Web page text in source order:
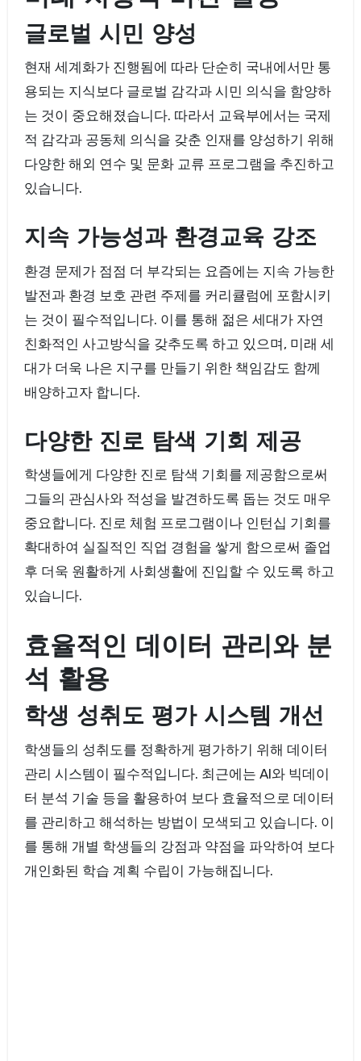
글로벌 시민 양성
현재 세계화가 진행됨에 따라 단순히 국내에서만 통
용되는 지식보다 글로벌 감각과 시민 의식을 함양하
는 것이 중요해졌습니다. 따라서 교육부에서는 국제
적 감각과 공동체 의식을 갖춘 인재를 양성하기 위해
다양한 해외 연수 및 문화 교류 프로그램을 추진하고
있습니다.
지속 가능성과 환경교육 강조
환경 문제가 점점 더 부각되는 요즘에는 지속 가능한
발전과 환경 보호 관련 주제를 커리큘럼에 포함시키
는 것이 필수적입니다. 이를 통해 젊은 세대가 자연
친화적인 사고방식을 갖추도록 하고 있으며, 미래 세
대가 더욱 나은 지구를 만들기 위한 책임감도 함께
배양하고자 합니다.
다양한 진로 탐색 기회 제공
학생들에게 다양한 진로 탐색 기회를 제공함으로써
그들의 관심사와 적성을 발견하도록 돕는 것도 매우
중요합니다. 진로 체험 프로그램이나 인턴십 기회를
확대하여 실질적인 직업 경험을 쌓게 함으로써 졸업
후 더욱 원활하게 사회생활에 진입할 수 있도록 하고
있습니다.
효율적인 데이터 관리와 분
석 활용
학생 성취도 평가 시스템 개선
학생들의 성취도를 정확하게 평가하기 위해 데이터
관리 시스템이 필수적입니다. 최근에는 AI와 빅데이
터 분석 기술 등을 활용하여 보다 효율적으로 데이터
를 관리하고 해석하는 방법이 모색되고 있습니다. 이
를 통해 개별 학생들의 강점과 약점을 파악하여 보다
개인화된 학습 계획 수립이 가능해집니다.